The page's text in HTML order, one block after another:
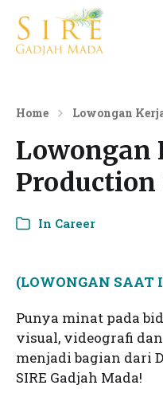
Home Lowongan
Lowongan
Production
In Career
(LOWONGAN SAAT
Punya minat pada
visual, videografi
menjadi bagian dari
SIRE Gadjah Mada!